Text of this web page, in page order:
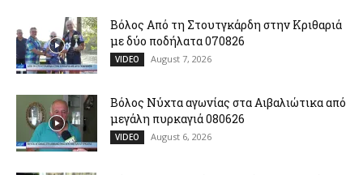
Βόλος Από τη Στουτγκάρδη στην Κριθαριά
με δύο ποδήλατα 070826
VIDEO August 7, 2026
Βόλος Νύχτα αγωνίας στα Αιβαλιώτικα από
μεγάλη πυρκαγιά 080626
VIDEO August 6, 2026